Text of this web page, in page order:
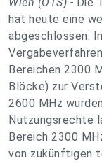
hat heute eine
abgeschlossen.
Bereichen 2300
Blöcke) zur
2600 MHz
Nutzungsrechte
Bereich 2300
von zukünftigen